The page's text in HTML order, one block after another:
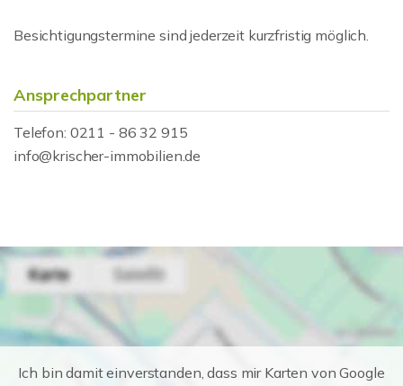
Besichtigungstermine sind jederzeit kurzfristig möglich.
Ansprechpartner
Telefon: 0211 - 86 32 915
info@krischer-immobilien.de
Ich bin damit einverstanden, dass mir Karten von Google